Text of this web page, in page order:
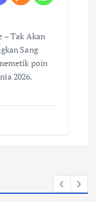
– Tak Akan
Sang
poin
2026.